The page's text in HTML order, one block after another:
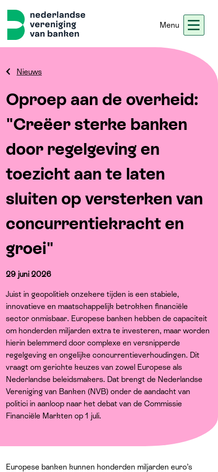
Home
Onze koers
Meer
Over ons
Menu
Nieuws
Oproep aan de overheid:
"Creëer sterke banken
door regelgeving en
toezicht aan te laten
sluiten op versterken van
concurrentiekracht en
groei"
29 juni 2026
Juist in geopolitiek onzekere tijden is een stabiele,
innovatieve en maatschappelijk betrokken financiële
sector onmisbaar. Europese banken hebben de capaciteit
om honderden miljarden extra te investeren, maar worden
hierin belemmerd door complexe en versnipperde
regelgeving en ongelijke concurrentieverhoudingen. Dit
vraagt om gerichte keuzes van zowel Europese als
Nederlandse beleidsmakers. Dat brengt de Nederlandse
Vereniging van Banken (NVB) onder de aandacht van
politici in aanloop naar het debat van de Commissie
Financiële Markten op 1 juli.
Europese banken kunnen honderden miljarden euro’s